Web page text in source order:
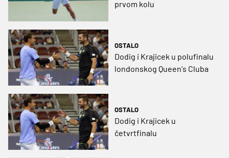
prvom kolu
OSTALO
Dodig i Krajicek u polufinalu
londonskog Queen's Cluba
OSTALO
Dodig i Krajicek u
četvrtfinalu